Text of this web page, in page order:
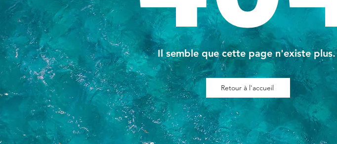
Il semble que cette page n'existe plus.
Retour à l'accueil